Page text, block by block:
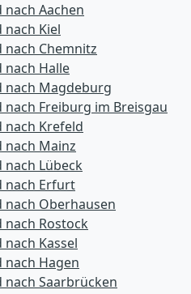
Aachen
nach Kiel
nach Chemnitz
nach Halle
nach Magdeburg
Freiburg im Breisgau
nach Krefeld
nach Mainz
nach Lübeck
nach Erfurt
nach Oberhausen
nach Rostock
Kassel
nach Hagen
nach Saarbrücken